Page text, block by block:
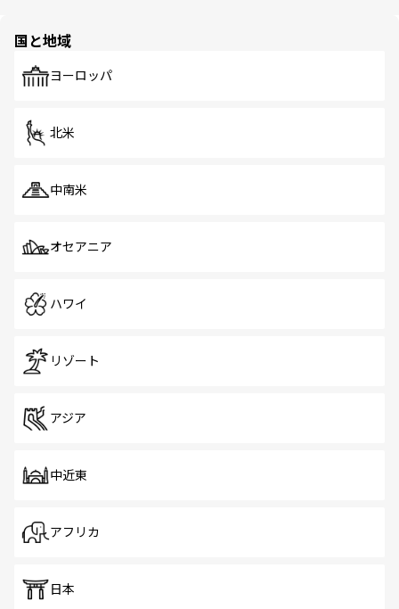
で、ホーカーズは地元の風情を楽しめる外せないスポット
国と地域
ヨーロッパ
北米
中南米
オセアニア
ハワイ
リゾート
アジア
中近東
アフリカ
日本